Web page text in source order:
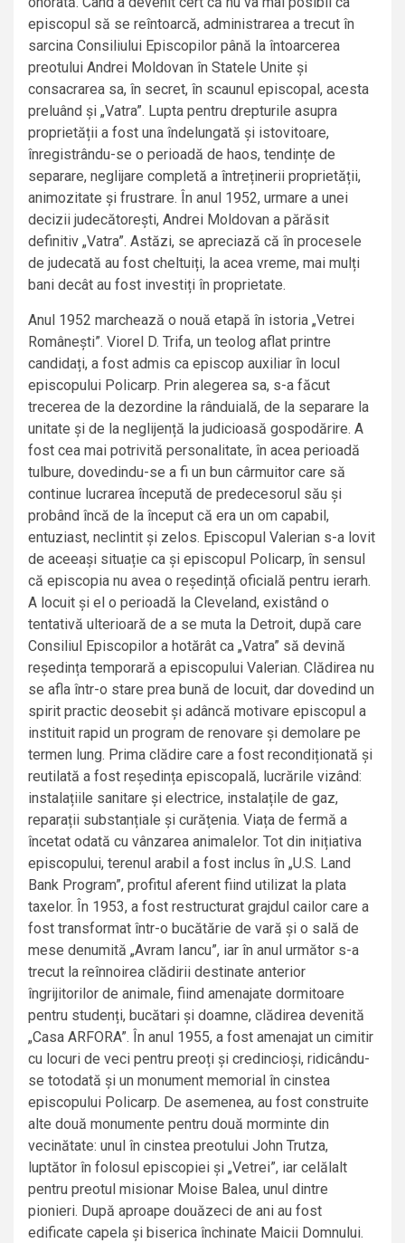
episcopul să se reîntoarcă, administrarea a trecut în
sarcina Consiliului Episcopilor până la întoarcerea
preotului Andrei Moldovan în Statele Unite și
consacrarea sa, în secret, în scaunul episcopal, acesta
preluând și „Vatra”. Lupta pentru drepturile asupra
proprietății a fost una îndelungată și istovitoare,
înregistrându-se o perioadă de haos, tendințe de
separare, neglijare completă a întreținerii proprietății,
animozitate și frustrare. În anul 1952, urmare a unei
decizii judecătorești, Andrei Moldovan a părăsit
definitiv „Vatra”. Astăzi, se apreciază că în procesele
de judecată au fost cheltuiți, la acea vreme, mai mulți
bani decât au fost investiți în proprietate.
Anul 1952 marchează o nouă etapă în istoria „Vetrei
Românești”. Viorel D. Trifa, un teolog aflat printre
candidați, a fost admis ca episcop auxiliar în locul
episcopului Policarp. Prin alegerea sa, s-a făcut
trecerea de la dezordine la rânduială, de la separare la
unitate și de la neglijență la judicioasă gospodărire. A
fost cea mai potrivită personalitate, în acea perioadă
tulbure, dovedindu-se a fi un bun cârmuitor care să
continue lucrarea începută de predecesorul său și
probând încă de la început că era un om capabil,
entuziast, neclintit și zelos. Episcopul Valerian s-a lovit
de aceeași situație ca și episcopul Policarp, în sensul
că episcopia nu avea o reședință oficială pentru ierarh.
A locuit și el o perioadă la Cleveland, existând o
tentativă ulterioară de a se muta la Detroit, după care
Consiliul Episcopilor a hotărât ca „Vatra” să devină
reședința temporară a episcopului Valerian. Clădirea nu
se afla într-o stare prea bună de locuit, dar dovedind un
spirit practic deosebit și adâncă motivare episcopul a
instituit rapid un program de renovare și demolare pe
termen lung. Prima clădire care a fost recondiționată și
reutilată a fost reședința episcopală, lucrările vizând:
instalațiile sanitare și electrice, instalațile de gaz,
reparații substanțiale și curățenia. Viața de fermă a
încetat odată cu vânzarea animalelor. Tot din inițiativa
episcopului, terenul arabil a fost inclus în „U.S. Land
Bank Program”, profitul aferent fiind utilizat la plata
taxelor. În 1953, a fost restructurat grajdul cailor care a
fost transformat într-o bucătărie de vară și o sală de
mese denumită „Avram Iancu”, iar în anul următor s-a
trecut la reînnoirea clădirii destinate anterior
îngrijitorilor de animale, fiind amenajate dormitoare
pentru studenți, bucătari și doamne, clădirea devenită
„Casa ARFORA”. În anul 1955, a fost amenajat un cimitir
cu locuri de veci pentru preoți și credincioși, ridicându-
se totodată și un monument memorial în cinstea
episcopului Policarp. De asemenea, au fost construite
alte două monumente pentru două morminte din
vecinătate: unul în cinstea preotului John Trutza,
luptător în folosul episcopiei și „Vetrei”, iar celălalt
pentru preotul misionar Moise Balea, unul dintre
pionieri. După aproape douăzeci de ani au fost
edificate capela și biserica închinate Maicii Domnului.